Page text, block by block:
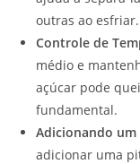
outras ao esfriar.
Controle de
médio e
açúcar pode
fundamental.
Adicionando um
adicionar uma